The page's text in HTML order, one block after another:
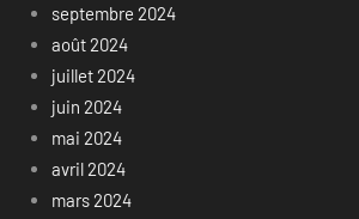
septembre 2024
août 2024
juillet 2024
juin 2024
mai 2024
avril 2024
mars 2024